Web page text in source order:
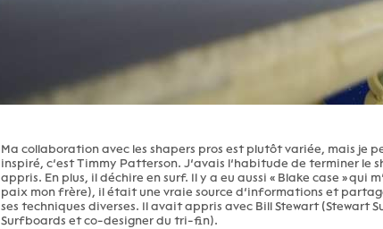
Ma collaboration avec les shapers pros est plutôt variée, mais je
inspiré, c’est Timmy Patterson. J’avais l’habitude de terminer le
appris. En plus, il déchire en surf. Il y a eu aussi « Blake case » qui
paix mon frère), il était une vraie source d’informations et
ses techniques diverses. Il avait appris avec Bill Stewart (Stewart
Surfboards et co-designer du tri-fin).